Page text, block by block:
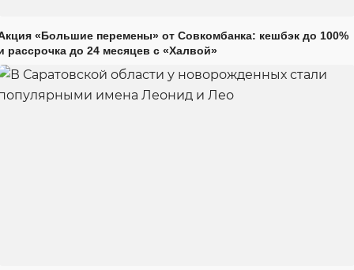
«Большие перемены» от Совкомбанка: кешбэк до 100%
рассрочка до 24 месяцев с «Халвой»